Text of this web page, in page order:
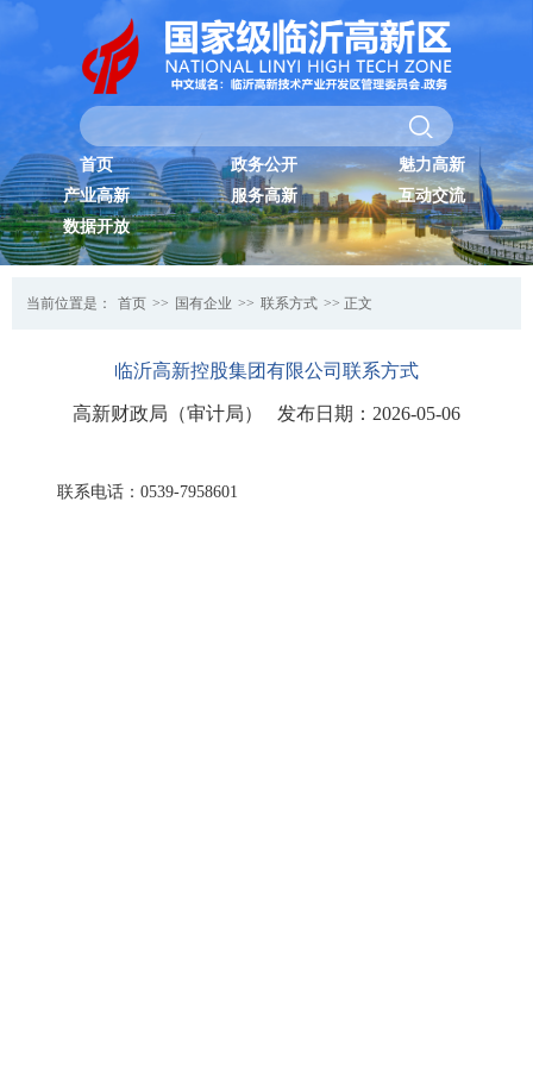
首页 政务公开
魅力高新
产业高新
服务高新
互动交流
数据开放
当前位置是： 首页 >> 国有企业 >> 联系方式 >> 正文
临沂高新控股集团有限公司联系方式
高新财政局（审计局） 发布日期：2026-05-06
联系电话：0539-7958601